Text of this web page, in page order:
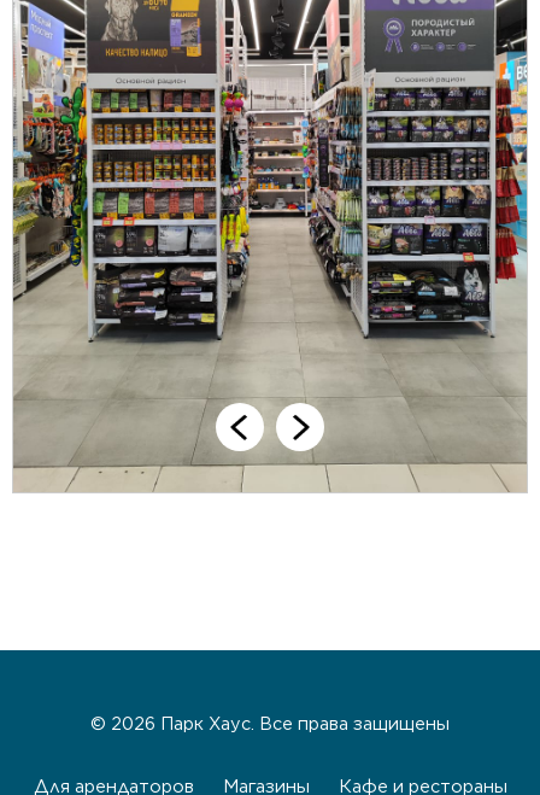
© 2026 Парк Хаус. Все права защищены
Для арендаторов Магазины Кафе и рестораны